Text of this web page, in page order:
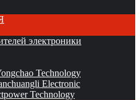
электроники
Technology
Electronic
Technology